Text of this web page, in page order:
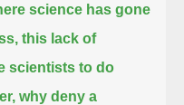
science has gone
this lack of
scientists to do
why deny a